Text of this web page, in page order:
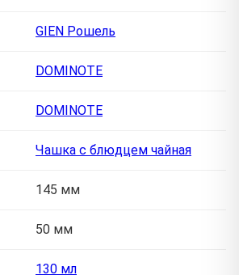
GIEN Рошель
DOMINOTE
DOMINOTE
Чашка с блюдцем чайная
145 мм
50 мм
130 мл